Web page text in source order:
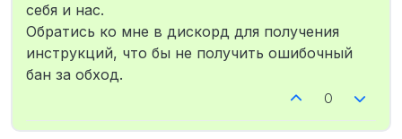
себя и нас.
Обратись ко мне в дискорд для получения
инструкций, что бы не получить ошибочный
бан за обход.
0